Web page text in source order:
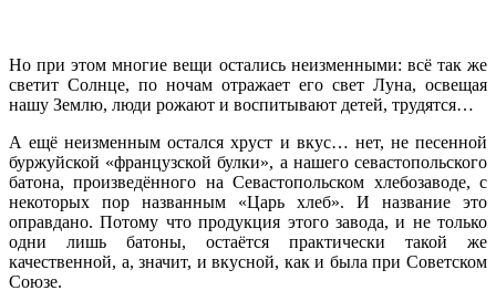
Но при этом многие вещи остались неизменными: всё так же
светит Солнце, по ночам отражает его свет Луна, освещая
нашу Землю, люди рожают и воспитывают детей, трудятся…
А ещё неизменным остался хруст и вкус… нет, не песенной
буржуйской «французской булки», а нашего севастопольского
батона, произведённого на Севастопольском хлебозаводе, с
некоторых пор названным «Царь хлеб». И название это
оправдано. Потому что продукция этого завода, и не только
одни лишь батоны, остаётся практически такой же
качественной, а, значит, и вкусной, как и была при Советском
Союзе.